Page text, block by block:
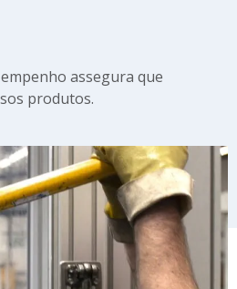
assegura que
produtos.